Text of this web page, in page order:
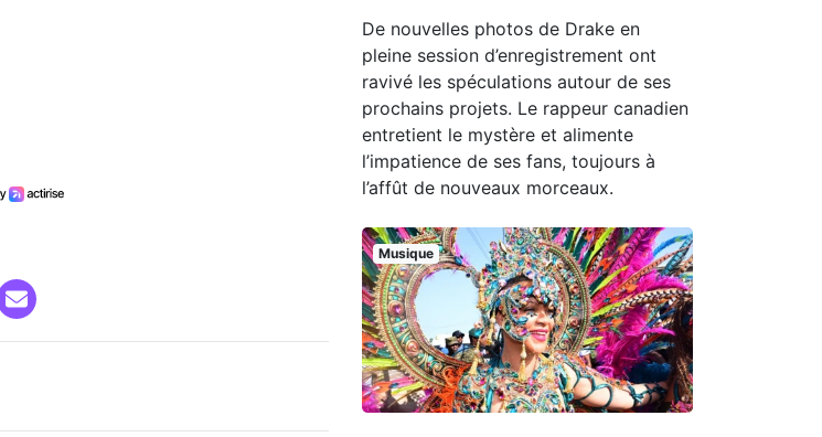
De nouvelles photos de Drake en
pleine session d’enregistrement ont
ravivé les spéculations autour de ses
prochains projets. Le rappeur canadien
entretient le mystère et alimente
l’impatience de ses fans, toujours à
l’affût de nouveaux morceaux.
Musique